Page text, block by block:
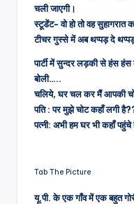
चली जाएगी।
स्टूडेंट- वो हो तो वह सुहागरात
टीचर गुस्से में अब थप्पड़ दे
पार्टी में सुन्दर लड़की से हंस
बोली…..
चलिये, घर चल कर मैं आपकी
पति : पर मुझे चोट कहाँ लगी
पत्नी: अभी हम घर भी कहाँ
Tab The Picture
यू.पी. के एक गाँव में एक बहुत